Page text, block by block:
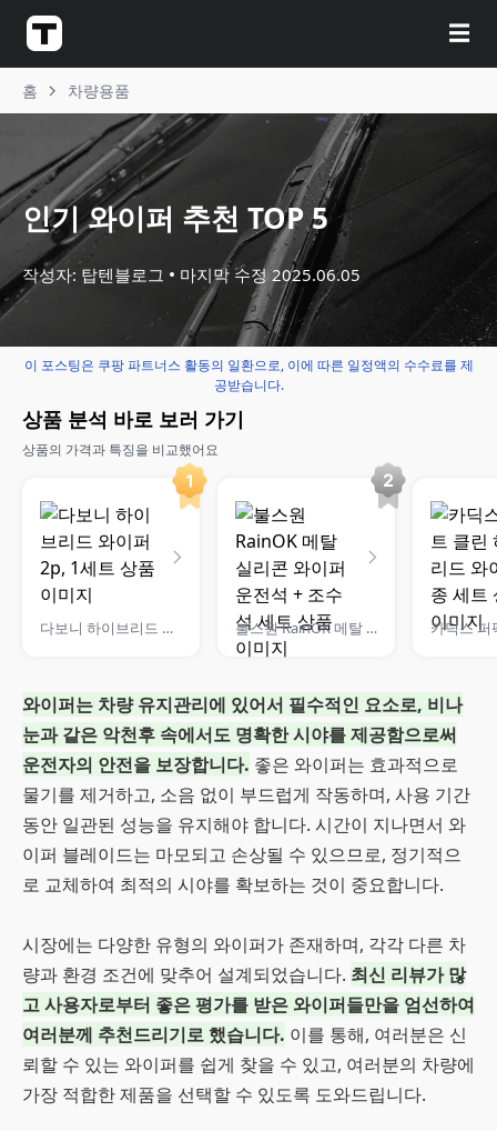
☰
홈 차량용품
인기 와이퍼 추천 TOP 5
작성자: 탑텐블로그 마지막 수정2025.06.05
이 포스팅은 쿠팡 파트너스 활동의 일환으로, 이에 따른 일정액의 수수료를 제
공받습니다.
상품 분석 바로 보러 가기
상품의 가격과 특징을 비교했어요
다보니 하이브리드 와이퍼 2p, 1세트 불스원 RainOK 메탈 실리콘 와이퍼 운전석 + 조수석 세트
와이퍼는 차량 유지관리에 있어서 필수적인 요소로, 비나
눈과 같은 악천후 속에서도 명확한 시야를 제공함으로써
운전자의 안전을 보장합니다. 좋은 와이퍼는 효과적으로
물기를 제거하고, 소음 없이 부드럽게 작동하며, 사용 기간
동안 일관된 성능을 유지해야 합니다. 시간이 지나면서 와
이퍼 블레이드는 마모되고 손상될 수 있으므로, 정기적으
로 교체하여 최적의 시야를 확보하는 것이 중요합니다.
시장에는 다양한 유형의 와이퍼가 존재하며, 각각 다른 차
량과 환경 조건에 맞추어 설계되었습니다. 최신 리뷰가 많
고 사용자로부터 좋은 평가를 받은 와이퍼들만을 엄선하여
여러분께 추천드리기로 했습니다. 이를 통해, 여러분은 신
뢰할 수 있는 와이퍼를 쉽게 찾을 수 있고, 여러분의 차량에
가장 적합한 제품을 선택할 수 있도록 도와드립니다.